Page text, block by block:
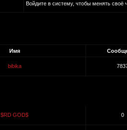
Войдите в систему, чтобы менять
Имя
bibika
$RD GOD$ 0